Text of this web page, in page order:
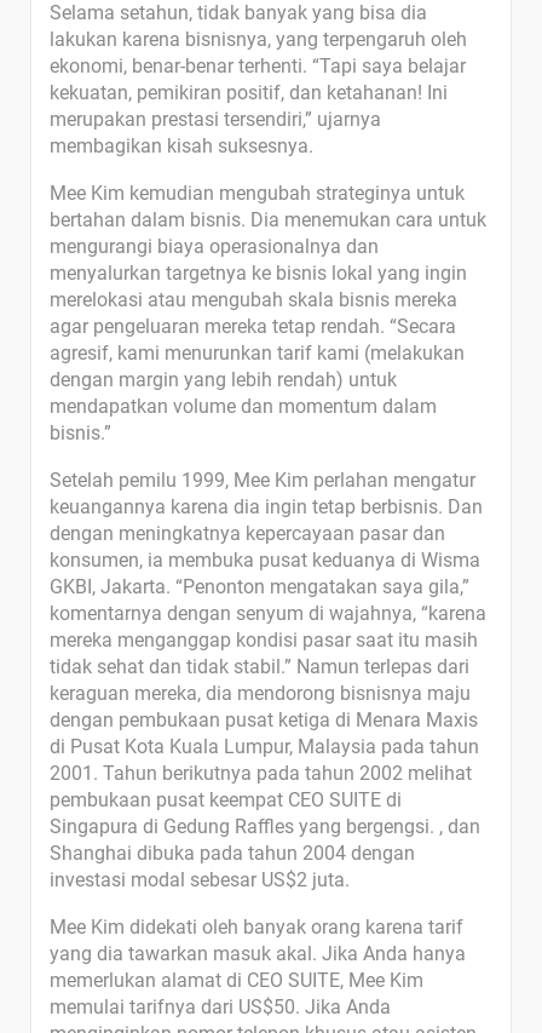
Selama setahun, tidak banyak yang bisa dia
lakukan karena bisnisnya, yang terpengaruh oleh
ekonomi, benar-benar terhenti. “Tapi saya belajar
kekuatan, pemikiran positif, dan ketahanan! Ini
merupakan prestasi tersendiri,” ujarnya
membagikan kisah suksesnya.
Mee Kim kemudian mengubah strateginya untuk
bertahan dalam bisnis. Dia menemukan cara untuk
mengurangi biaya operasionalnya dan
menyalurkan targetnya ke bisnis lokal yang ingin
merelokasi atau mengubah skala bisnis mereka
agar pengeluaran mereka tetap rendah. “Secara
agresif, kami menurunkan tarif kami (melakukan
dengan margin yang lebih rendah) untuk
mendapatkan volume dan momentum dalam
bisnis.”
Setelah pemilu 1999, Mee Kim perlahan mengatur
keuangannya karena dia ingin tetap berbisnis. Dan
dengan meningkatnya kepercayaan pasar dan
konsumen, ia membuka pusat keduanya di Wisma
GKBI, Jakarta. “Penonton mengatakan saya gila,”
komentarnya dengan senyum di wajahnya, “karena
mereka menganggap kondisi pasar saat itu masih
tidak sehat dan tidak stabil.” Namun terlepas dari
keraguan mereka, dia mendorong bisnisnya maju
dengan pembukaan pusat ketiga di Menara Maxis
di Pusat Kota Kuala Lumpur, Malaysia pada tahun
2001. Tahun berikutnya pada tahun 2002 melihat
pembukaan pusat keempat CEO SUITE di
Singapura di Gedung Raffles yang bergengsi. , dan
Shanghai dibuka pada tahun 2004 dengan
investasi modal sebesar US$2 juta.
Mee Kim didekati oleh banyak orang karena tarif
yang dia tawarkan masuk akal. Jika Anda hanya
memerlukan alamat di CEO SUITE, Mee Kim
memulai tarifnya dari US$50. Jika Anda